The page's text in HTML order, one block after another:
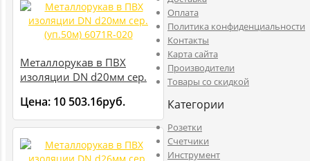
Металлорукав в ПВХ
изоляции DN d20мм сер.
Цена: 10 503.16руб.
Оплата
Политика конфиденциальности
Контакты
Карта сайта
Производители
Товары со скидкой
Категории
Розетки
Счетчики
Инструмент